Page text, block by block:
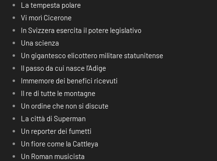
La tempesta polare
Vi morì Cicerone
In Svizzera esercita il potere legislativo
Una scienza
Un gigantesco elicottero militare statunitense
Il passo da cui nasce l’Adige
Immemore dei benefici ricevuti
Il re di tutte le montagne
Un ordine che non si discute
La città di Superman
Un reporter dei fumetti
Un fiore come la Cattleya
Un Roman musicista